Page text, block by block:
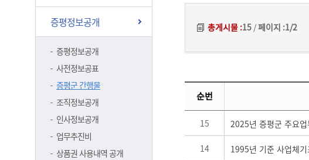
증평정보공개
증평정보공개
사전정보공표
증평군 간행물
조직정보공개
인사정보공개
업무추진비
상품권 사용내역 공개
총게시물 :15 /페이지 :1/2
[대표]증평군 간행물 게시글 목록에 대하여 게시글의 순번과 제목, 부서명, 등록일, 조회, 첨부파일 정보를 제공합니다.
순번
15 2025년 증평군 주요업
14 1995년 기준 사업체